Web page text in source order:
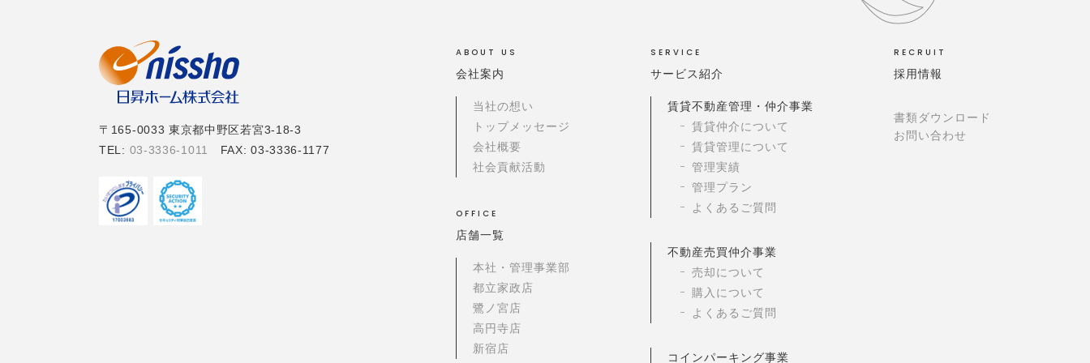
〒165-0033 東京都中野区若宮3-18-3
TEL: 03-3336-1011 FAX: 03-3336-1177
ABOUT US
会社案内
当社の想い
トップメッセージ
会社概要
社会貢献活動
OFFICE
店舗一覧
本社・管理事業部
都立家政店
鷺ノ宮店
高円寺店
新宿店
SERVICE
サービス紹介
賃貸不動産管理・仲介事業
賃貸仲介について
賃貸管理について
管理実績
管理プラン
よくあるご質問
不動産売買仲介事業
売却について
購入について
よくあるご質問
コインパーキング事業
RECRUIT
採用情報
書類ダウンロード
お問い合わせ